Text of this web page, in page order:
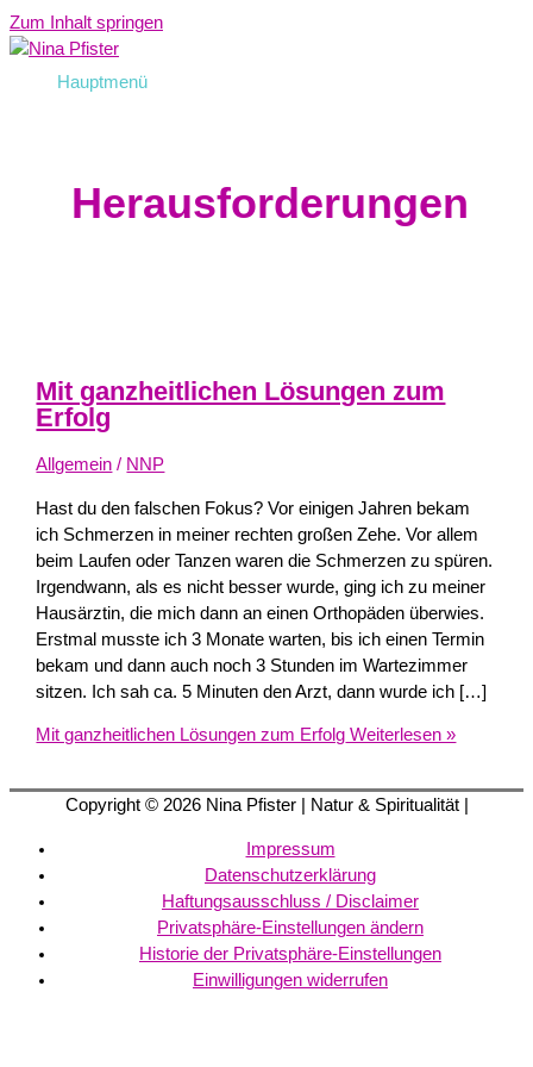
Zum Inhalt springen
Hauptmenü
Herausforderungen
Mit ganzheitlichen Lösungen zum
Erfolg
Allgemein / NNP
Hast du den falschen Fokus? Vor einigen Jahren bekam
ich Schmerzen in meiner rechten großen Zehe. Vor allem
beim Laufen oder Tanzen waren die Schmerzen zu spüren.
Irgendwann, als es nicht besser wurde, ging ich zu meiner
Hausärztin, die mich dann an einen Orthopäden überwies.
Erstmal musste ich 3 Monate warten, bis ich einen Termin
bekam und dann auch noch 3 Stunden im Wartezimmer
sitzen. Ich sah ca. 5 Minuten den Arzt, dann wurde ich […]
Mit ganzheitlichen Lösungen zum Erfolg Weiterlesen »
Copyright © 2026 Nina Pfister| Natur & Spiritualität |
Impressum
Datenschutzerklärung
Haftungsausschluss / Disclaimer
Privatsphäre-Einstellungen ändern
Historie der Privatsphäre-Einstellungen
Einwilligungen widerrufen